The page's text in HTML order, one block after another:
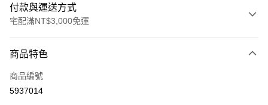
付款與運送方式
宅配滿NT$3,000免運
信用卡一次付款
LINE Pay
商品特色
商品編號
5937014